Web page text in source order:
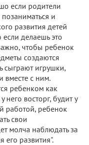
если родители
и
развития детей
делаешь это
чтобы ребенок
создаются
сыграют игрушки,
вместе с ним.
ребенком как
восторг, будит у
работой, ребенок
свои
молча наблюдать за
его развития".